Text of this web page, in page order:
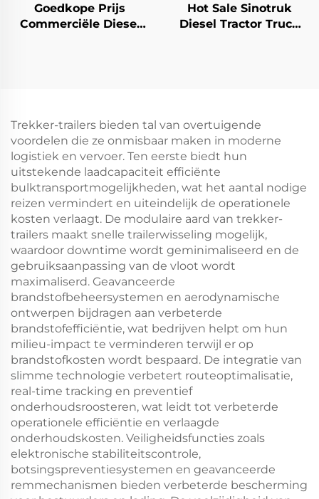
Goedkope Prijs
Commerciële Diesel
Hot Sale Sinotruk
Diesel Tractor Truck
Trekker-trailers bieden tal van overtuigende
voordelen die ze onmisbaar maken in moderne
logistiek en vervoer. Ten eerste biedt hun
uitstekende laadcapaciteit efficiënte
bulktransportmogelijkheden, wat het aantal nodige
reizen vermindert en uiteindelijk de operationele
kosten verlaagt. De modulaire aard van trekker-
trailers maakt snelle trailerwisseling mogelijk,
waardoor downtime wordt geminimaliseerd en de
gebruiksaanpassing van de vloot wordt
maximaliserd. Geavanceerde
brandstofbeheersystemen en aerodynamische
ontwerpen bijdragen aan verbeterde
brandstofefficiëntie, wat bedrijven helpt om hun
milieu-impact te verminderen terwijl er op
brandstofkosten wordt bespaard. De integratie van
slimme technologie verbetert routeoptimalisatie,
real-time tracking en preventief
onderhoudsroosteren, wat leidt tot verbeterde
operationele efficiëntie en verlaagde
onderhoudskosten. Veiligheidsfuncties zoals
elektronische stabiliteitscontrole,
botsingspreventiesystemen en geavanceerde
remmechanismen bieden verbeterde bescherming